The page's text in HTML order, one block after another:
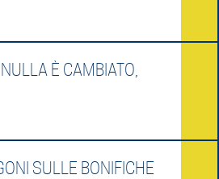
È CAMBIATO,
SULLE BONIFICHE